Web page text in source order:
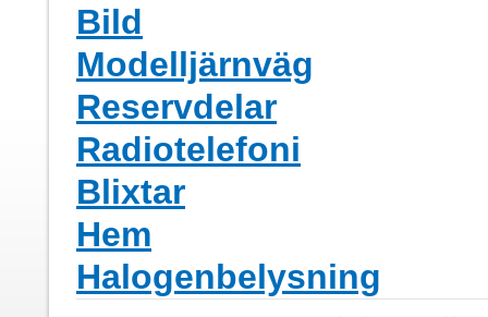
Bild
Modelljärnväg
Reservdelar
Radiotelefoni
Blixtar
Hem
Halogenbelysning